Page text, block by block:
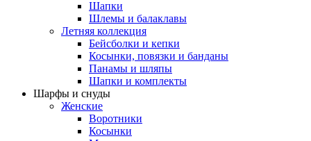
Шапки
Шлемы и балаклавы
Летняя коллекция
Бейсболки и кепки
Косынки, повязки и банданы
Панамы и шляпы
Шапки и комплекты
Шарфы и снуды
Женские
Воротники
Косынки